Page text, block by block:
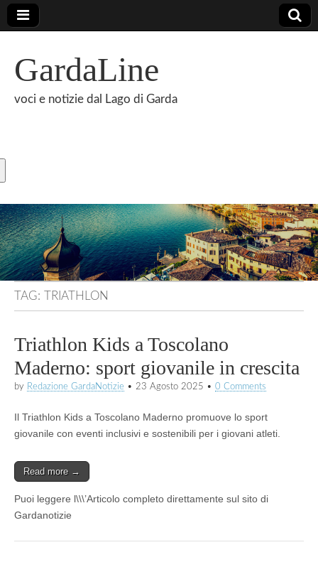
GardaLine
voci e notizie dal Lago di Garda
TAG: TRIATHLON
Triathlon Kids a Toscolano
Maderno: sport giovanile in crescita
by Redazione GardaNotizie • 23 Agosto 2025 • 0 Comments
Il Triathlon Kids a Toscolano Maderno promuove lo sport
giovanile con eventi inclusivi e sostenibili per i giovani atleti.
Read more →
Puoi leggere l\\\’Articolo completo direttamente sul sito di
Gardanotizie